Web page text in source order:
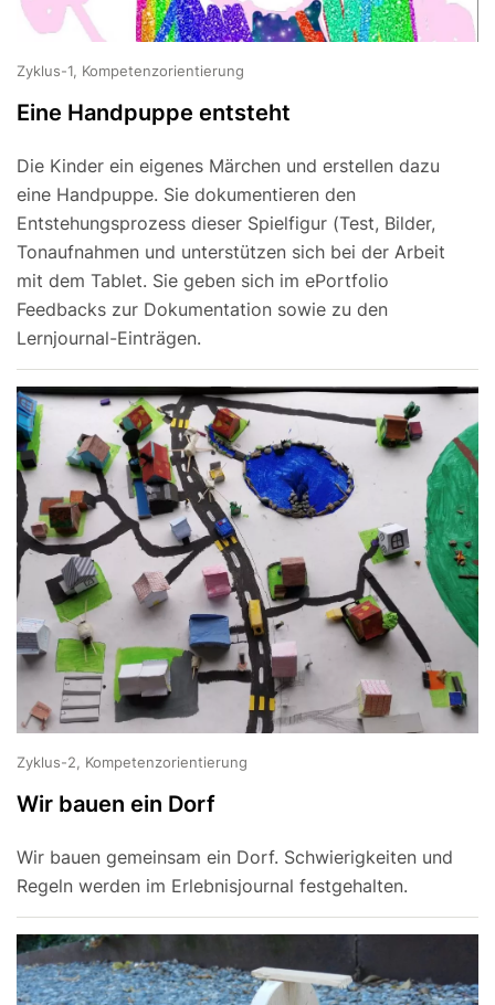
Zyklus-1, Kompetenzorientierung
Eine Handpuppe entsteht
Die Kinder ein eigenes Märchen und erstellen dazu
eine Handpuppe. Sie dokumentieren den
Entstehungsprozess dieser Spielfigur (Test, Bilder,
Tonaufnahmen und unterstützen sich bei der Arbeit
mit dem Tablet. Sie geben sich im ePortfolio
Feedbacks zur Dokumentation sowie zu den
Lernjournal-Einträgen.
Zyklus-2, Kompetenzorientierung
Wir bauen ein Dorf
Wir bauen gemeinsam ein Dorf. Schwierigkeiten und
Regeln werden im Erlebnisjournal festgehalten.